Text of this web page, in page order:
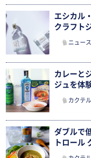
エシカル
クラフト
ニュース
カレーと
ジュを体
カクテル
ダブルで
トロール